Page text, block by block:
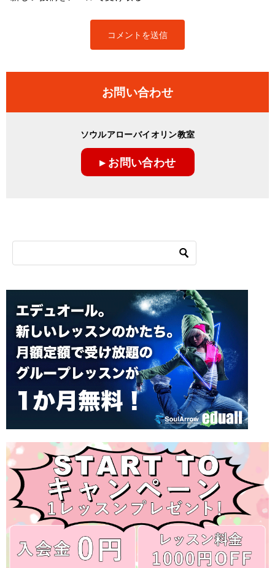
お問い合わせ
ソウルアローバイオリン教室
▸ お問い合わせ